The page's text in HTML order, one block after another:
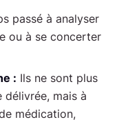
passé à analyser
ou à se concerter
: Ils ne sont plus
délivrée, mais à
médication,